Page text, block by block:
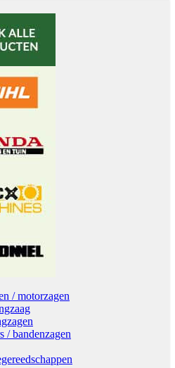
/ motorzagen
/ bandenzagen